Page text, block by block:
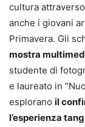
cultura
anche i giovani
Primavera. Gli
mostra
studente di
e laureato in
esplorano il
l’esperienza